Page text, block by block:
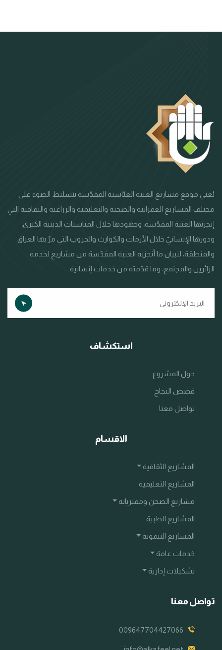
يُعني موقع مشاريع العتبة العبّاسية المقدّسة بتسليط الضوء على
مختلف المشاريع العمرانية والصحية والتعليمية والزراعية والثقافية التي
إنجزتها العتبة المقدّسة، وجهودها خلال المناسبات الدينية الكبرى،
ودورها الإنسانيّ خلال الأزمات والكوارث والحروب التي مرّ بها العراق
والمنطقة، لتبيان ما أنجزته العتبة المقدّسة من مشاريع لخدمة
الزائرين والمجتمع، وما قدّمته من خدمات إنسانية.
استكشاف
حول المشروع
قصص النجاح
تواصل معنا
الاقسام
المشاريع الثقافية
المشاريع التعليمية
مشاريع الصحن ومقترباته
المشاريع الطبية
المشاريع التنموية
خدمات عامة
تشكيلات إدارية
تواصل معنا
009647704427066